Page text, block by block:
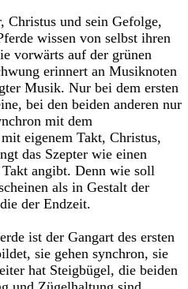
Christus und sein Gefolge,
wissen von selbst ihren
vorwärts auf der grünen
erinnert an Musiknoten
Musik. Nur bei dem ersten
bei den beiden anderen nur
mit dem
eigenem Takt, Christus,
das Szepter wie einen
angibt. Denn wie soll
als in Gestalt der
der Endzeit.
ist der Gangart des ersten
sie gehen synchron, sie
hat Steigbügel, die beiden